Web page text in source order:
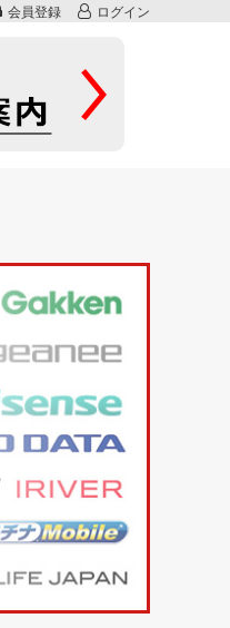
会員登録 ログイン